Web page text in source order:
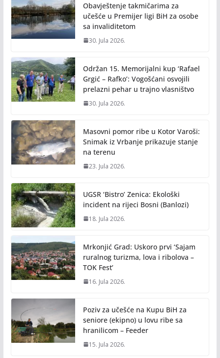
Obavještenje takmičarima za
učešće u Premijer ligi BiH za osobe
sa invaliditetom
30. Jula 2026.
Održan 15. Memorijalni kup ‘Rafael
Grgić – Rafko’: Vogošćani osvojili
prelazni pehar u trajno vlasništvo
30. Jula 2026.
Masovni pomor ribe u Kotor Varoši:
Snimak iz Vrbanje prikazuje stanje
na terenu
23. Jula 2026.
UGSR ‘Bistro’ Zenica: Ekološki
incident na rijeci Bosni (Banlozi)
18. Jula 2026.
Mrkonjić Grad: Uskoro prvi ‘Sajam
ruralnog turizma, lova i ribolova –
TOK Fest’
16. Jula 2026.
Poziv za učešće na Kupu BiH za
seniore (ekipno) u lovu ribe sa
hranilicom – Feeder
15. Jula 2026.